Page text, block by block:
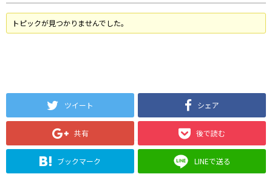
トピックが見つかりませんでした。
ツイート シェア
共有 後で読む
ブックマーク LINEで送る